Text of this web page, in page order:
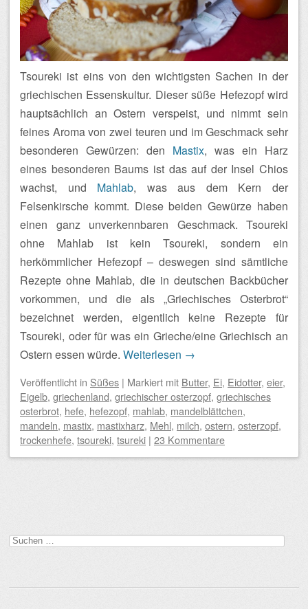
Tsoureki ist eins von den wichtigsten Sachen in der
griechischen Essenskultur. Dieser süße Hefezopf wird
hauptsächlich an Ostern verspeist, und nimmt sein
feines Aroma von zwei teuren und im Geschmack sehr
besonderen Gewürzen: den Mastix, was ein Harz
eines besonderen Baums ist das auf der Insel Chios
wachst, und Mahlab, was aus dem Kern der
Felsenkirsche kommt. Diese beiden Gewürze haben
einen ganz unverkennbaren Geschmack. Tsoureki
ohne Mahlab ist kein Tsoureki, sondern ein
herkömmlicher Hefezopf – deswegen sind sämtliche
Rezepte ohne Mahlab, die in deutschen Backbücher
vorkommen, und die als „Griechisches Osterbrot“
bezeichnet werden, eigentlich keine Rezepte für
Tsoureki, oder für was ein Grieche/eine Griechisch an
Ostern essen würde. Weiterlesen →
Veröffentlicht in Süßes | Markiert mit Butter, Ei, Eidotter, eier,
Eigelb, griechenland, griechischer osterzopf, griechisches
osterbrot, hefe, hefezopf, mahlab, mandelblättchen,
mandeln, mastix, mastixharz, Mehl, milch, ostern, osterzopf,
trockenhefe, tsoureki, tsureki | 23 Kommentare
Suchen
nach: